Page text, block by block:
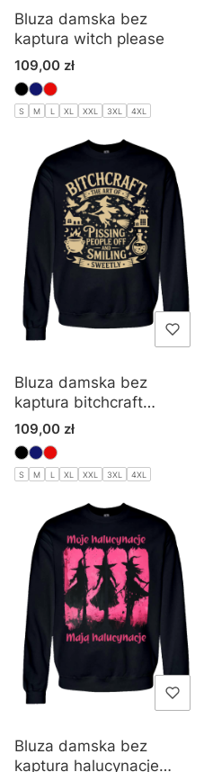
Bluza damska bez
kaptura witch please
Cena
109,00 zł
S M L XL XXL 3XL 4XL
Bluza damska bez
kaptura bitchcraft
wiedźma
Cena
109,00 zł
S M L XL XXL 3XL 4XL
Bluza damska bez
kaptura halucynacje